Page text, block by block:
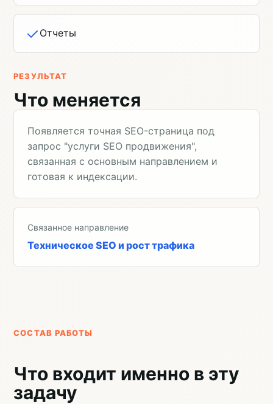
Отчеты
РЕЗУЛЬТАТ
Что меняется
Появляется точная SEO-страница под
запрос "услуги SEO продвижения",
связанная с основным направлением и
готовая к индексации.
Связанное направление
Техническое SEO и рост трафика
СОСТАВ РАБОТЫ
Что входит именно в эту
задачу